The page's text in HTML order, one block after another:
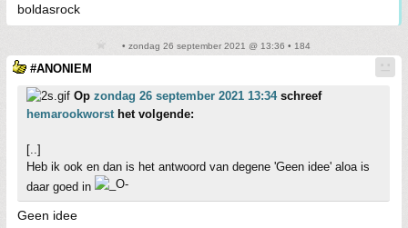
boldasrock
• zondag 26 september 2021 @ 13:36 • 184
#ANONIEM
Op zondag 26 september 2021 13:34schreef
hemarookworsthet volgende:
[..]
Heb ik ook en dan is het antwoord van degene 'Geen idee' aloa is
daar goed in
Geen idee